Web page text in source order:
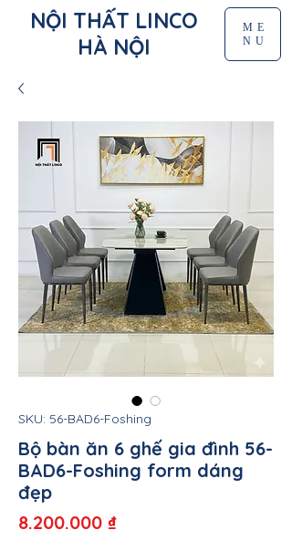
NỘI THẤT LINCO
HÀ NỘI
ME
NU
SKU: 56-BAD6-Foshing
Bộ bàn ăn 6 ghế gia đình 56-
BAD6-Foshing form dáng
đẹp
8.200.000 ₫Giá